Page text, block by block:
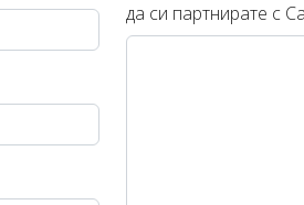
да си партнирате с